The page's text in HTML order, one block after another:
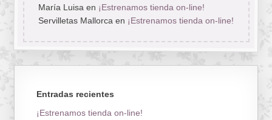
María Luisaen ¡Estrenamos tienda on-line!
Servilletas Mallorcaen ¡Estrenamos tienda on-line!
Entradas recientes
¡Estrenamos tienda on-line!